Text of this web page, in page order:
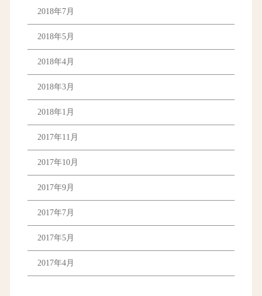
2018年7月
2018年5月
2018年4月
2018年3月
2018年1月
2017年11月
2017年10月
2017年9月
2017年7月
2017年5月
2017年4月